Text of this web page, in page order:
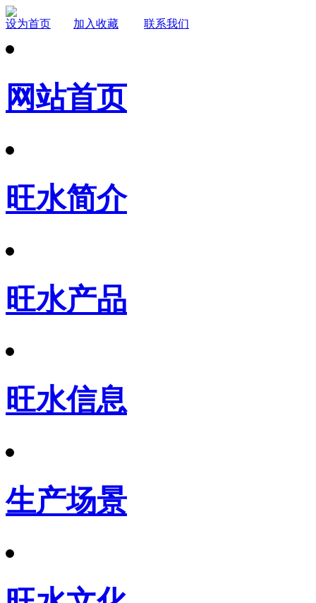
设为首页 加入收藏 联系我们
网站首页
旺水简介
旺水产品
旺水信息
生产场景